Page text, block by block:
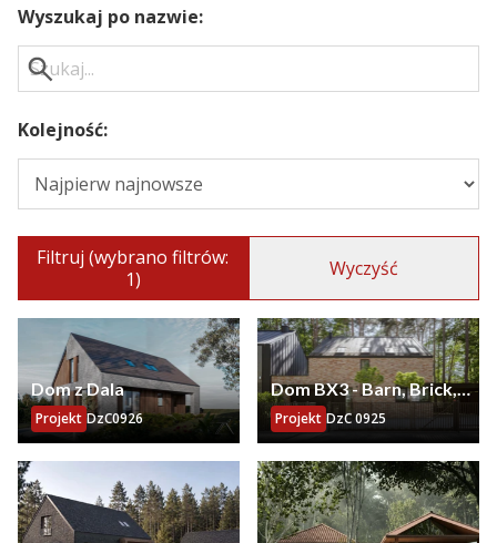
Wyszukaj po nazwie:
Kolejność:
Filtruj (wybrano filtrów:
1)
Wyczyść
Dom z Dala
Projekt DzC0926
Dom BX3 - Barn, Brick,
Black
Projekt DzC 0925